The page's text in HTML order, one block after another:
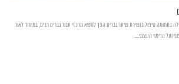
בתחומה טיפול בנשירת שיער גברים הפך לנושא מרכזי עבור גברים רבים, במיוחד לאור
ועל הדימוי העצמי....